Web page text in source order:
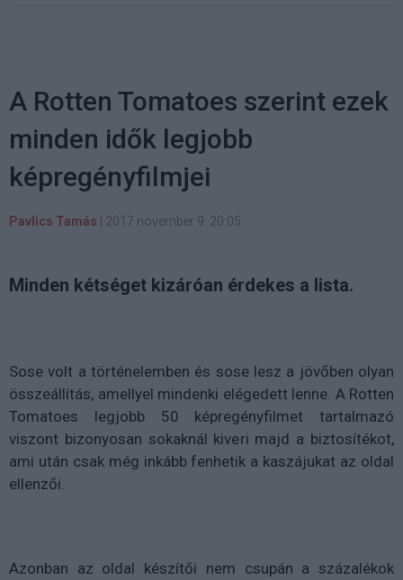
A Rotten Tomatoes szerint ezek
minden idők legjobb
képregényfilmjei
Pavlics Tamás | 2017 november 9. 20:05
Minden kétséget kizáróan érdekes a lista.
Sose volt a történelemben és sose lesz a jövőben olyan
összeállítás, amellyel mindenki elégedett lenne. A Rotten
Tomatoes legjobb 50 képregényfilmet tartalmazó
viszont bizonyosan sokaknál kiveri majd a biztosítékot,
ami után csak még inkább fenhetik a kaszájukat az oldal
ellenzői.
Azonban az oldal készítői nem csupán a százalékok